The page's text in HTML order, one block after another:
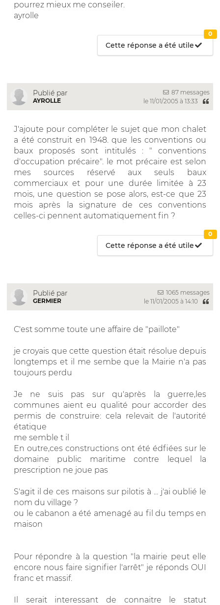
pourrez mieux me conseiler.
ayrolle
Cette réponse a été utile
0
Publié par
AYROLLE
87 messages
le 11/01/2005 à 13:33
J'ajoute pour compléter le sujet que mon chalet
a été construit en 1948. que les conventions ou
baux proposés sont intitulés : " conventions
d'occupation précaire". le mot précaire est selon
mes sources réservé aux seuls baux
commerciaux et pour une durée limitée à 23
mois, une question se pose alors, est-ce que 23
mois après la signature de ces conventions
celles-ci pennent automatiquement fin ?
Cette réponse a été utile
0
Publié par
GERMIER
1065 messages
le 11/01/2005 à 14:10
C'est somme toute une affaire de "paillote"
je croyais que cette question était résolue depuis
longtemps et il me sembe que la Mairie n'a pas
toujours perdu
Je ne suis pas sur qu'après la guerre,les
communes aient eu qualité pour accorder des
permis de construire: cela relevait de l'autorité
étatique
me semble t il
En outre,ces constructions ont été édfiées sur le
domaine public maritime contre lequel la
prescription ne joue pas
S'agit il de ces maisons sur pilotis à ... j'ai oublié le
nom du village ?
ou le cabanon a été amenagé au fil du temps en
maison
Pour répondre à la question "la mairie peut elle
encore nous faire signifier l'arrêt" je réponds OUI
franc et massif.
Il serait interessant de connaitre le statut